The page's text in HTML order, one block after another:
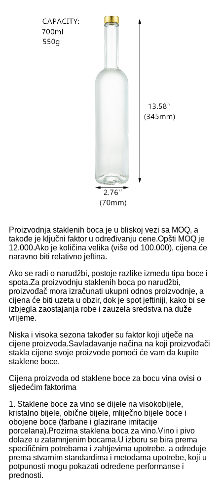
Proizvodnja staklenih boca je u bliskoj vezi sa MOQ, a
takođe je ključni faktor u određivanju cene.Opšti MOQ je
12.000.Ako je količina velika (više od 100.000), cijena će
naravno biti relativno jeftina.
Ako se radi o narudžbi, postoje razlike između tipa boce i
spota.Za proizvodnju staklenih boca po narudžbi,
proizvođač mora izračunati ukupni odnos proizvodnje, a
cijena će biti uzeta u obzir, dok je spot jeftiniji, kako bi se
izbjegla zaostajanja robe i zauzela sredstva na duže
vrijeme.
Niska i visoka sezona također su faktor koji utječe na
cijene proizvoda.Savladavanje načina na koji proizvođači
stakla cijene svoje proizvode pomoći će vam da kupite
staklene boce.
Cijena proizvoda od staklene boce za bocu vina ovisi o
sljedećim faktorima
1. Staklene boce za vino se dijele na visokobijele,
kristalno bijele, obične bijele, mliječno bijele boce i
obojene boce (farbane i glazirane imitacije
porcelana).Prozirna staklena boca za vino.Vino i pivo
dolaze u zatamnjenim bocama.U izboru se bira prema
specifičnim potrebama i zahtjevima upotrebe, a određuje
prema stvarnim standardima i metodama upotrebe, koji u
potpunosti mogu pokazati određene performanse i
prednosti.